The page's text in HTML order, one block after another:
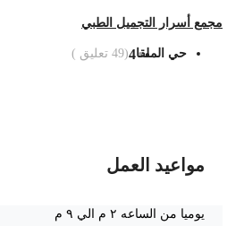
أسرار التجميل الطبي
حي الملقا 4
(
49تعليق )
مواعيد العمل
يوميا من الساعه ٢ م الي ٩ م